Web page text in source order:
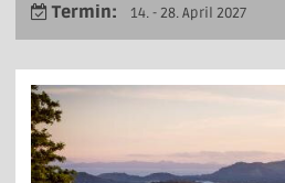
Termin: 14. - 28. April 2027